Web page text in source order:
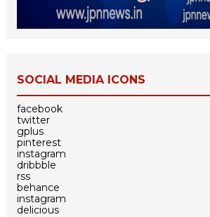
SOCIAL MEDIA ICONS
facebook
twitter
gplus
pinterest
instagram
dribbble
rss
behance
instagram
delicious